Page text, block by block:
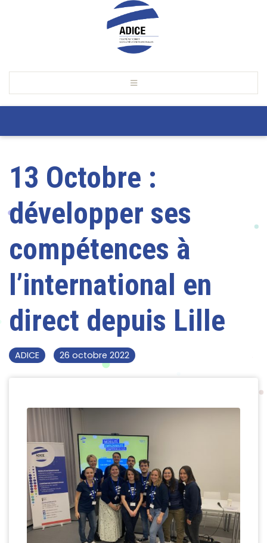
13 Octobre :
développer ses
compétences à
l’international en
direct depuis Lille
ADICE 26 octobre 2022